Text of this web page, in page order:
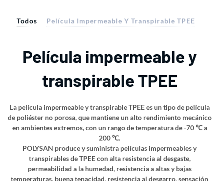
Todos Película Impermeable Y Transpirable TPEE
Película impermeable y
transpirable TPEE
La película impermeable y transpirable TPEE es un tipo de película
de poliéster no porosa, que mantiene un alto rendimiento mecánico
en ambientes extremos, con un rango de temperatura de -70 ℃ a
200 ℃.
POLYSAN produce y suministra películas impermeables y
transpirables de TPEE con alta resistencia al desgaste,
permeabilidad a la humedad, resistencia a altas y bajas
temperaturas, buena tenacidad, resistencia al desgarro, sensación